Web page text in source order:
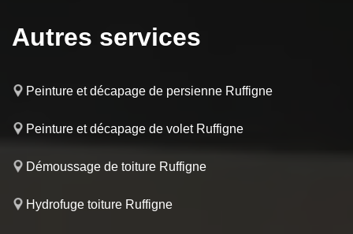
Autres services
Peinture et décapage de persienne Ruffigne
Peinture et décapage de volet Ruffigne
Démoussage de toiture Ruffigne
Hydrofuge toiture Ruffigne